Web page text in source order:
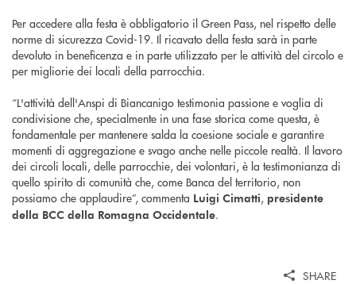
Per accedere alla festa è obbligatorio il Green Pass, nel rispetto delle
norme di sicurezza Covid-19. Il ricavato della festa sarà in parte
devoluto in beneficenza e in parte utilizzato per le attività del circolo e
per migliorie dei locali della parrocchia.
“L'attività dell'Anspi di Biancanigo testimonia passione e voglia di
condivisione che, specialmente in una fase storica come questa, è
fondamentale per mantenere salda la coesione sociale e garantire
momenti di aggregazione e svago anche nelle piccole realtà. Il lavoro
dei circoli locali, delle parrocchie, dei volontari, è la testimonianza di
quello spirito di comunità che, come Banca del territorio, non
possiamo che applaudire”, commenta Luigi Cimatti, presidente
della BCC della Romagna Occidentale.
SHARE